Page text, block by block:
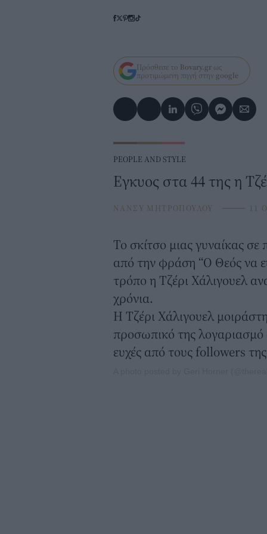
Πρόσθεσε το Bovary.gr ως
προτιμώμενη πηγή στην google
PEOPLE AND STYLE
Εγκυος στα 44 της η
ΝΑΝΣΥ ΜΗΤΡΟΠΟΥΛΟΥ ⸻ 11
Το σκίτσο μιας γυναίκας
από την φράση “Ο Θεός να
τρόπο η Τζέρι Χάλιγουελ
χρόνια.
Η Τζέρι Χάλιγουελ
προσωπικό της
ευχές από τους followers